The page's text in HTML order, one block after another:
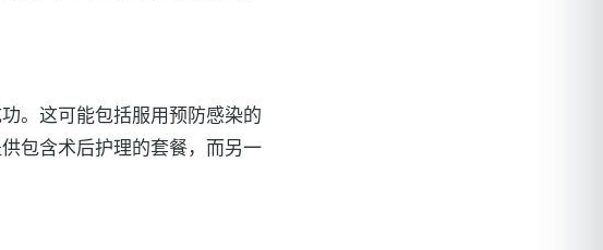
。这可能包括服用预防感染的
包含术后护理的套餐，而另一